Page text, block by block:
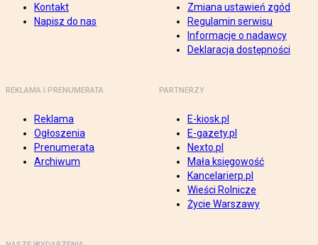
Kontakt
Napisz do nas
Zmiana ustawień zgód
Regulamin serwisu
Informacje o nadawcy
Deklaracja dostępności
REKLAMA I PRENUMERATA
Reklama
Ogłoszenia
Prenumerata
Archiwum
PARTNERZY
E-kiosk.pl
E-gazety.pl
Nexto.pl
Mała księgowość
Kancelarierp.pl
Wieści Rolnicze
Życie Warszawy